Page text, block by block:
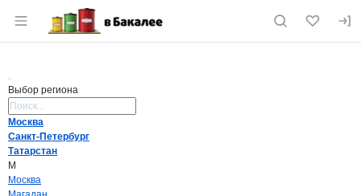
Раздел навигации по сайту vbakalee.ru
Выбор региона
Москва
Санкт-Петербург
Татарстан
М
Москва